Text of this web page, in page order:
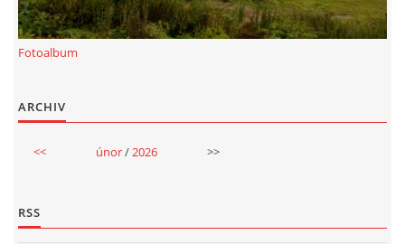
Fotoalbum
ARCHIV
<< únor/2026 >>
RSS